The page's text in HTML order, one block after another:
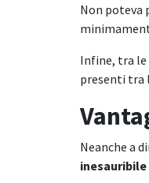
Non poteva
Infine, tra le
presenti tra
Neanche a
inesauribile